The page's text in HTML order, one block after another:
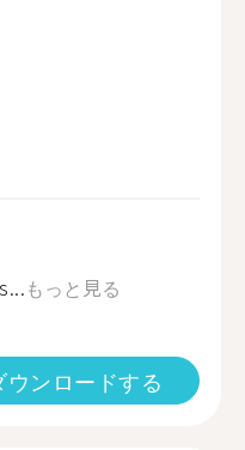
もっと見る
ンロードする